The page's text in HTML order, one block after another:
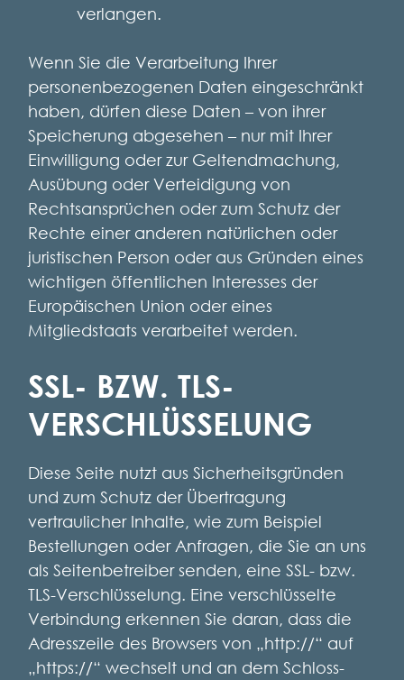
verlangen.
Wenn Sie die Verarbeitung Ihrer
personenbezogenen Daten eingeschränkt
haben, dürfen diese Daten – von ihrer
Speicherung abgesehen – nur mit Ihrer
Einwilligung oder zur Geltendmachung,
Ausübung oder Verteidigung von
Rechtsansprüchen oder zum Schutz der
Rechte einer anderen natürlichen oder
juristischen Person oder aus Gründen eines
wichtigen öffentlichen Interesses der
Europäischen Union oder eines
Mitgliedstaats verarbeitet werden.
SSL- BZW. TLS-
VERSCHLÜSSELUNG
Diese Seite nutzt aus Sicherheitsgründen
und zum Schutz der Übertragung
vertraulicher Inhalte, wie zum Beispiel
Bestellungen oder Anfragen, die Sie an uns
als Seitenbetreiber senden, eine SSL- bzw.
TLS-Verschlüsselung. Eine verschlüsselte
Verbindung erkennen Sie daran, dass die
Adresszeile des Browsers von „http://“ auf
„https://“ wechselt und an dem Schloss-